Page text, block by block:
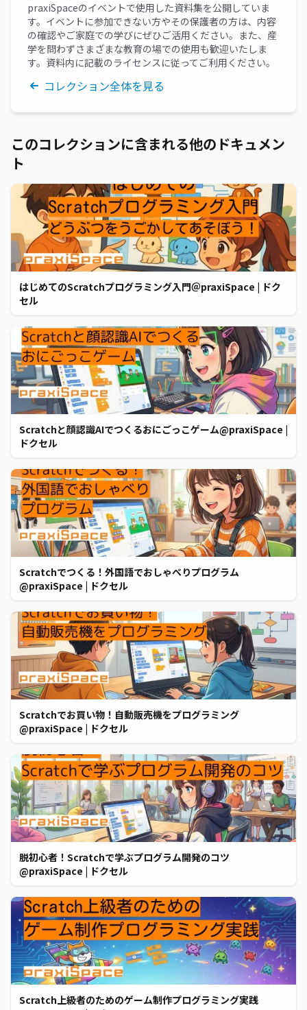
praxiSpaceのイベントで使用した資料集を公開していま
す。イベントに参加できない方やその保護者の方は、内容
の確認やご家庭での学びにぜひご活用ください。また、産
学を問わずさまざまな教育の場での使用も歓迎いたしま
す。資料内に記載のライセンスに従ってご利用ください。
コレクション全体を見る
このコレクションに含まれる他のドキュメン
ト
はじめてのScratchプログラミング入門＠praxiSpace | ドク
セル
Scratchと顔認識AIでつくるおにごっこゲーム@praxiSpace |
ドクセル
Scratchでつくる！外国語でおしゃべりプログラム
@praxiSpace | ドクセル
Scratchでお買い物！自動販売機をプログラミング
@praxiSpace | ドクセル
脱初心者！Scratchで学ぶプログラム開発のコツ
@praxiSpace | ドクセル
Scratch上級者のためのゲーム制作プログラミング実践